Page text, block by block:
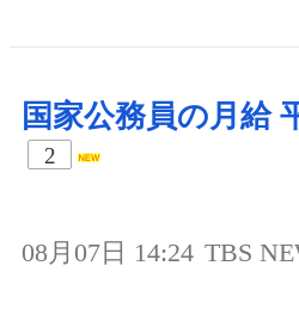
国家公務員の月給
2
08月07日 14:24 TBS